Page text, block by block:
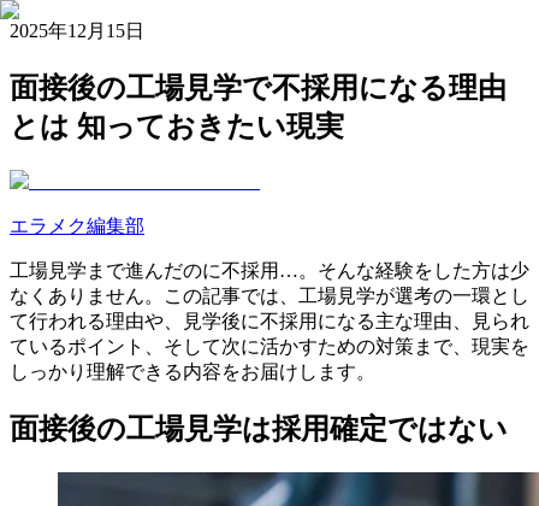
2025年12月15日
面接後の工場見学で不採用になる理由
とは 知っておきたい現実
エラメク編集部
工場見学まで進んだのに不採用…。そんな経験をした方は少
なくありません。この記事では、工場見学が選考の一環とし
て行われる理由や、見学後に不採用になる主な理由、見られ
ているポイント、そして次に活かすための対策まで、現実を
しっかり理解できる内容をお届けします。
面接後の工場見学は採用確定ではない